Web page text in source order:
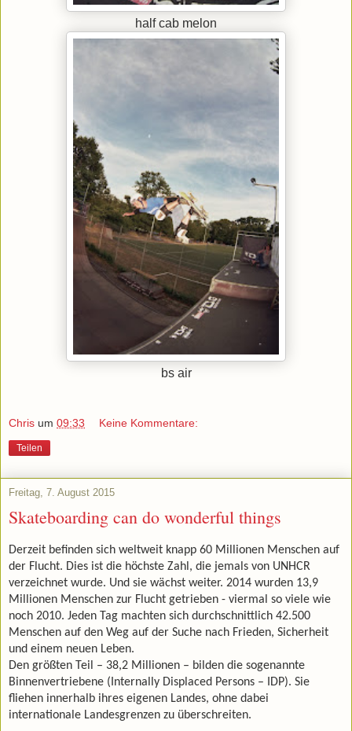
half cab melon
bs air
Chris um 09:33 Keine Kommentare:
Teilen
Freitag, 7. August 2015
Skateboarding can do wonderful things
Derzeit befinden sich weltweit knapp 60 Millionen Menschen auf
der Flucht. Dies ist die höchste Zahl, die jemals von UNHCR
verzeichnet wurde. Und sie wächst weiter. 2014 wurden 13,9
Millionen Menschen zur Flucht getrieben - viermal so viele wie
noch 2010. Jeden Tag machten sich durchschnittlich 42.500
Menschen auf den Weg auf der Suche nach Frieden, Sicherheit
und einem neuen Leben.
Den größten Teil – 38,2 Millionen – bilden die sogenannte
Binnenvertriebene (Internally Displaced Persons – IDP). Sie
fliehen innerhalb ihres eigenen Landes, ohne dabei
internationale Landesgrenzen zu überschreiten.